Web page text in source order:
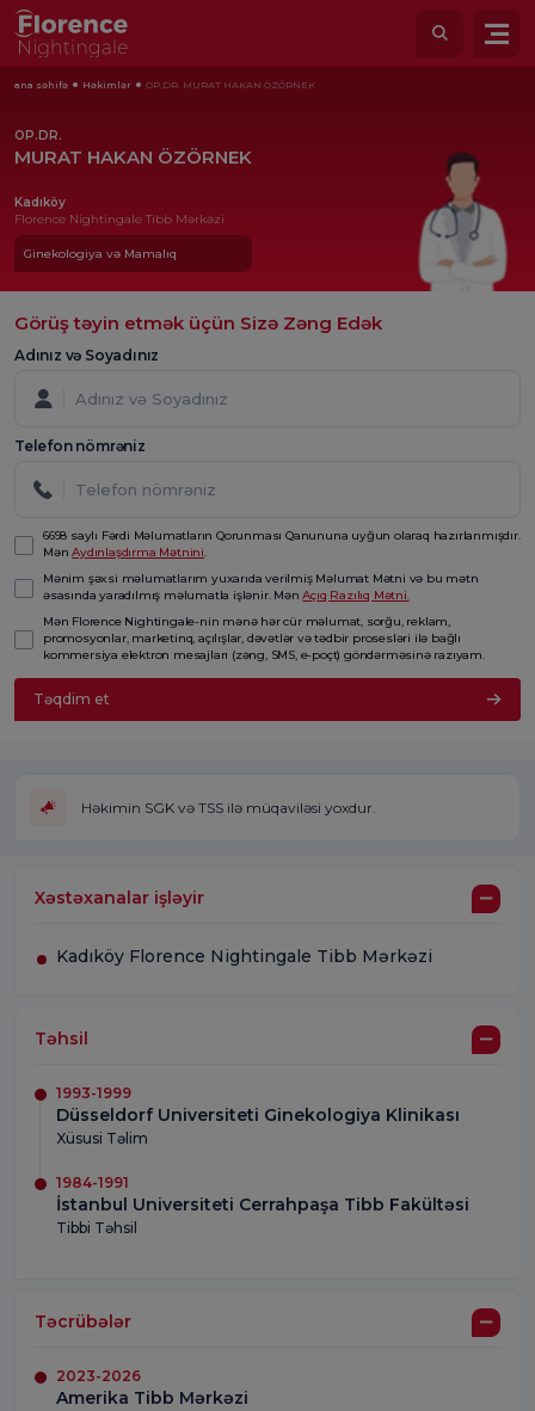
ana səhifə Həkimlər OP.DR. MURAT HAKAN ÖZÖRNEK
OP.DR.
MURAT HAKAN ÖZÖRNEK
Kadıköy
Florence Nightingale Tibb Mərkəzi
Ginekologiya və Mamalıq
Görüş təyin etmək üçün Sizə Zəng Edək
Adınız və Soyadınız
Telefon nömrəniz
6698 saylı Fərdi Məlumatların Qorunması Qanununa uyğun olaraq hazırlanmışdır.
MənAydınlaşdırma Mətnini.
Mənim şəxsi məlumatlarım yuxarıda verilmiş Məlumat Mətni və bu mətn
əsasında yaradılmış məlumatla işlənir. MənAçıq Razılıq Mətni.
Mən Florence Nightingale-nin mənə hər cür məlumat, sorğu, reklam,
promosyonlar, marketinq, açılışlar, dəvətlər və tədbir prosesləri ilə bağlı
kommersiya elektron mesajları (zəng, SMS, e-poçt) göndərməsinə razıyam.
Təqdim et
Həkimin SGK və TSS ilə müqaviləsi yoxdur.
Xəstəxanalar işləyir
Kadıköy Florence Nightingale Tibb Mərkəzi
Təhsil
1993-1999
Düsseldorf Universiteti Ginekologiya Klinikası
Xüsusi Təlim
1984-1991
İstanbul Universiteti Cerrahpaşa Tibb Fakültəsi
Tibbi Təhsil
Təcrübələr
2023-2026
Amerika Tibb Mərkəzi